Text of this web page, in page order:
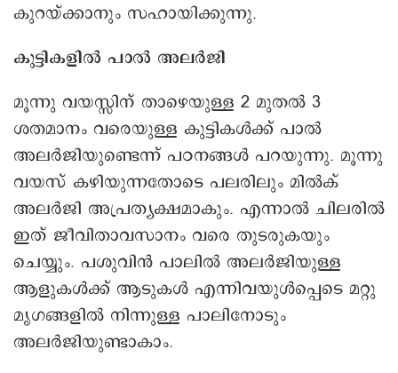
കുറയ്ക്കാനും സഹായിക്കുന്നു.
കുട്ടികളില്‍ പാൽ അലർജി
മൂന്നു വയസ്സിന് താഴെയുള്ള 2 മുതൽ 3
ശതമാനം വരെയുള്ള കുട്ടികൾക്ക് പാൽ
അലർജിയുണ്ടെന്ന് പഠനങ്ങള്‍ പറയുന്നു. മൂന്നു
വയസ് കഴിയുന്നതോടെ പലരിലും മില്‍ക്
അലര്‍ജി അപ്രത്യക്ഷമാകും. എന്നാല്‍ ചിലരില്‍
ഇത് ജീവിതാവസാനം വരെ തുടരുകയും
ചെയ്യും. പശുവിൻ പാലിൽ അലർജിയുള്ള
ആളുകൾക്ക് ആടുകൾ എന്നിവയുൾപ്പെടെ മറ്റു
മൃഗങ്ങളിൽ നിന്നുള്ള പാലിനോടും
അലർജിയുണ്ടാകാം.